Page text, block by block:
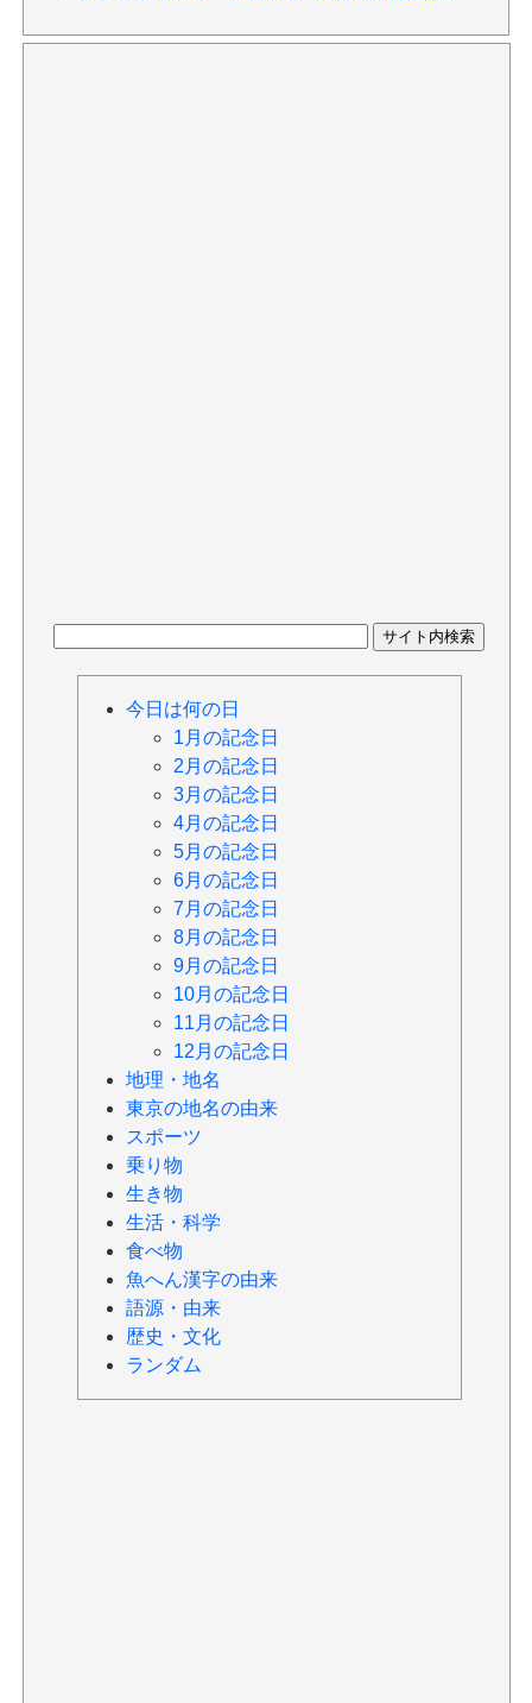
今日は何の日
1月の記念日
2月の記念日
3月の記念日
4月の記念日
5月の記念日
6月の記念日
7月の記念日
8月の記念日
9月の記念日
10月の記念日
11月の記念日
12月の記念日
地理・地名
東京の地名の由来
スポーツ
乗り物
生き物
生活・科学
食べ物
魚へん漢字の由来
語源・由来
歴史・文化
ランダム